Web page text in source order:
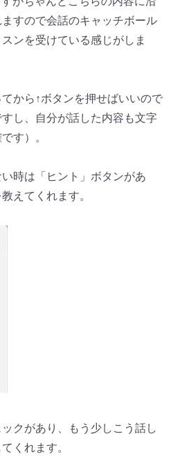
すので会話のキャッチボール
ンを受けている感じがしま
から↑ボタンを押せばいいので
し、自分が話した内容も文字
す）。
時は「ヒント」ボタンがあ
えてくれます。
クがあり、もう少しこう話し
くれます。